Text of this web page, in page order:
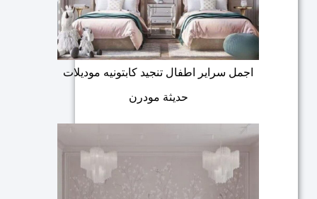
اجمل سراير اطفال تنجيد كابتونيه موديلات
حديثة مودرن